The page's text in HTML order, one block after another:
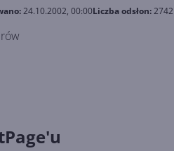
24.10.2002, 00:00Liczba odsłon:2742